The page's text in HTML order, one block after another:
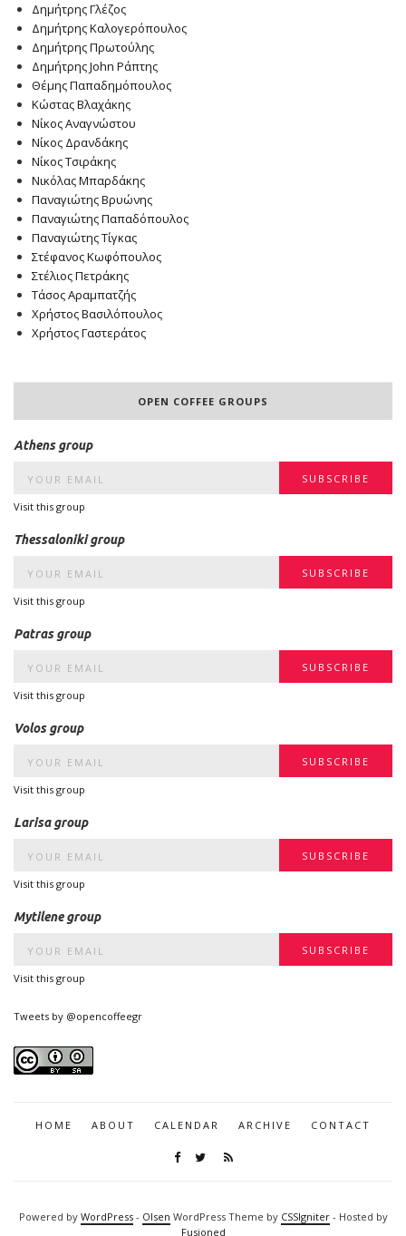
Δημήτρης Γλέζος
Δημήτρης Καλογερόπουλος
Δημήτρης Πρωτούλης
Δημήτρης John Ράπτης
Θέμης Παπαδημόπουλος
Κώστας Βλαχάκης
Νίκος Αναγνώστου
Νίκος Δρανδάκης
Νίκος Τσιράκης
Νικόλας Μπαρδάκης
Παναγιώτης Βρυώνης
Παναγιώτης Παπαδόπουλος
Παναγιώτης Τίγκας
Στέφανος Κωφόπουλος
Στέλιος Πετράκης
Τάσος Αραμπατζής
Χρήστος Βασιλόπουλος
Χρήστος Γαστεράτος
OPEN COFFEE GROUPS
Athens group
Visit this group
Thessaloniki group
Visit this group
Patras group
Visit this group
Volos group
Visit this group
Larisa group
Visit this group
Mytilene group
Visit this group
Tweets by @opencoffeegr
HOME ABOUT CALENDAR ARCHIVE CONTACT
Powered by WordPress- Olsen WordPress Theme by CSSIgniter- Hosted by
Fusioned